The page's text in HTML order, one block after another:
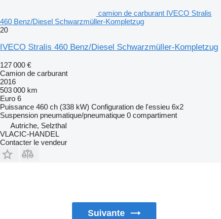
camion de carburant IVECO Stralis
460 Benz/Diesel Schwarzmüller-Kompletzug
20
IVECO Stralis 460 Benz/Diesel Schwarzmüller-Kompletzug
127 000 €
Camion de carburant
2016
503 000 km
Euro 6
Puissance 460 ch (338 kW) Configuration de l'essieu 6x2
Suspension pneumatique/pneumatique 0 compartiment
Autriche, Selzthal
VLACIC-HANDEL
Contacter le vendeur
Suivante